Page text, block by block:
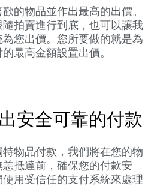
的物品並作出最高的出價。
隨拍賣進行到底，也可以讓我
您出價。您所要做的就是為
最高金額設置出價。
安全可靠的付款
物品付款，我們將在您的物
恙抵達前，確保您的付款安
用受信任的支付系統來處理